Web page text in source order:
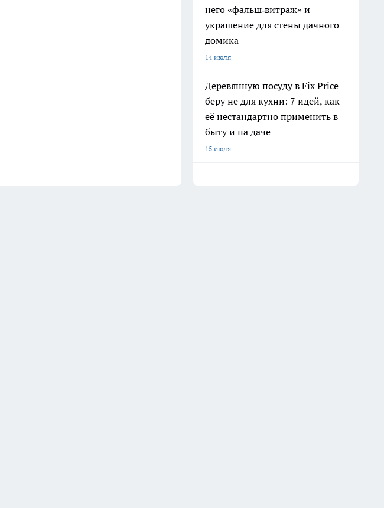
него «фальш‑витраж» и
украшение для стены дачного
домика
14 июля
Деревянную посуду в Fix Price
беру не для кухни: 7 идей, как
её нестандартно применить в
быту и на даче
15 июля